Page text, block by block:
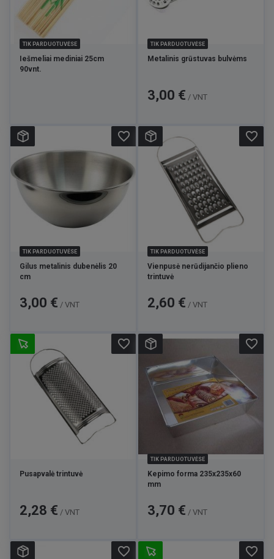
TIK PARDUOTUVĖSE
Iešmeliai mediniai 25cm
90vnt.
TIK PARDUOTUVĖSE
Metalinis grūstuvas bulvėms
Kaina
3,00 € / VNT
TIK PARDUOTUVĖSE
Gilus metalinis dubenėlis 20
cm
Kaina
3,00 € / VNT
favorite_border
TIK PARDUOTUVĖSE
Vienpusė nerūdijančio plieno
trintuvė
Kaina
2,60 € / VNT
favorite_border
Pusapvalė trintuvė
Kaina
2,28 € / VNT
favorite_border
TIK PARDUOTUVĖSE
Kepimo forma 235x235x60
mm
Kaina
3,70 € / VNT
favorite_border
favorite_border favorite_border